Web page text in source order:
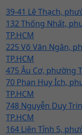
39-41 Lê Thạch,
132 Thống Nhất,
TP.HCM
225 Võ Văn Ngân,
TP.HCM
475 Âu Cơ, phường
70 Phan Huy Ích,
TP.HCM
748 Nguyễn Duy
TP.HCM
164 Liên Tỉnh 5,